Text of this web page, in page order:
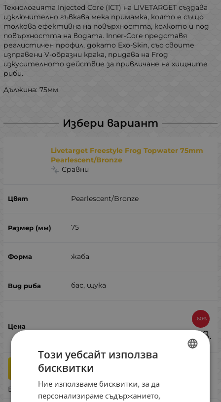
Технологията Injected Core (ICT) на LIVETARGET създава
изключително гъвкава мека примамка, която е също
толкова ефективна на повърхността, колкото и под
повърхността на водата. Inner-Core представя
реалистичен профил, докато Exo-Skin, със своите
изправени V-образни крака, придава на Frog
изкусителното действие за привличане на хищните
риби.
Дължина: 75мм
Избери вариант
Livetarget Freestyle Frog Topwater 75mm
Pearlescent/Bronze
Сравни
Pearlescent/Bronze
75
жаба
бас, щука
-60%
7.96лв.
бр. КУПИ
Бърза поръчка
Този уебсайт използва
бисквитки
Ние използваме бисквитки, за да
персонализираме съдържанието,